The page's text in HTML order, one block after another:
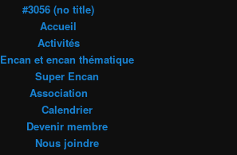
#3056 (no title)
Accueil
Activités
Encan et encan thématique
Super Encan
Association
Calendrier
Devenir membre
Nous joindre